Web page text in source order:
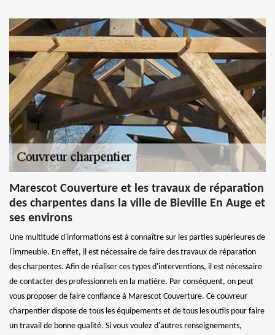
Marescot Couverture et les travaux de réparation
des charpentes dans la ville de Bieville En Auge et
ses environs
Une multitude d'informations est à connaître sur les parties supérieures de
l'immeuble. En effet, il est nécessaire de faire des travaux de réparation
des charpentes. Afin de réaliser ces types d'interventions, il est nécessaire
de contacter des professionnels en la matière. Par conséquent, on peut
vous proposer de faire confiance à Marescot Couverture. Ce couvreur
charpentier dispose de tous les équipements et de tous les outils pour faire
un travail de bonne qualité. Si vous voulez d'autres renseignements,